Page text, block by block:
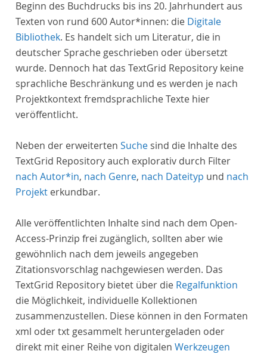
Beginn des Buchdrucks bis ins 20. Jahrhundert aus
Texten von rund 600 Autor*innen: die Digitale
Bibliothek. Es handelt sich um Literatur, die in
deutscher Sprache geschrieben oder übersetzt
wurde. Dennoch hat das TextGrid Repository keine
sprachliche Beschränkung und es werden je nach
Projektkontext fremdsprachliche Texte hier
veröffentlicht.
Neben der erweiterten Suche sind die Inhalte des
TextGrid Repository auch explorativ durch Filter
nach Autor*in, nach Genre, nach Dateityp und nach
Projekt erkundbar.
Alle veröffentlichten Inhalte sind nach dem Open-
Access-Prinzip frei zugänglich, sollten aber wie
gewöhnlich nach dem jeweils angegeben
Zitationsvorschlag nachgewiesen werden. Das
TextGrid Repository bietet über die Regalfunktion
die Möglichkeit, individuelle Kollektionen
zusammenzustellen. Diese können in den Formaten
xml oder txt gesammelt heruntergeladen oder
direkt mit einer Reihe von digitalen Werkzeugen